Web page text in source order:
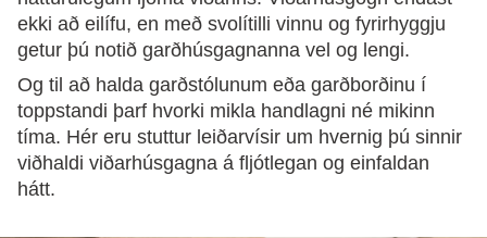
ekki að eilífu, en með svolítilli vinnu og fyrirhyggju
getur þú notið garðhúsgagnanna vel og lengi.
Og til að halda garðstólunum eða garðborðinu í
toppstandi þarf hvorki mikla handlagni né mikinn
tíma. Hér eru stuttur leiðarvísir um hvernig þú sinnir
viðhaldi viðarhúsgagna á fljótlegan og einfaldan
hátt.